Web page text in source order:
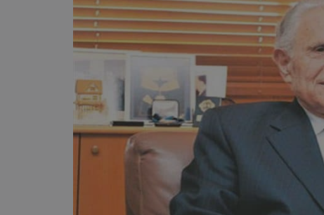
msToken
CookieScriptConsent